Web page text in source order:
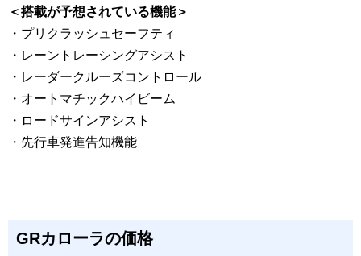
＜搭載が予想されている機能＞
・プリクラッシュセーフティ
・レーントレーシングアシスト
・レーダークルーズコントロール
・オートマチックハイビーム
・ロードサインアシスト
・先行車発進告知機能
GRカローラの価格